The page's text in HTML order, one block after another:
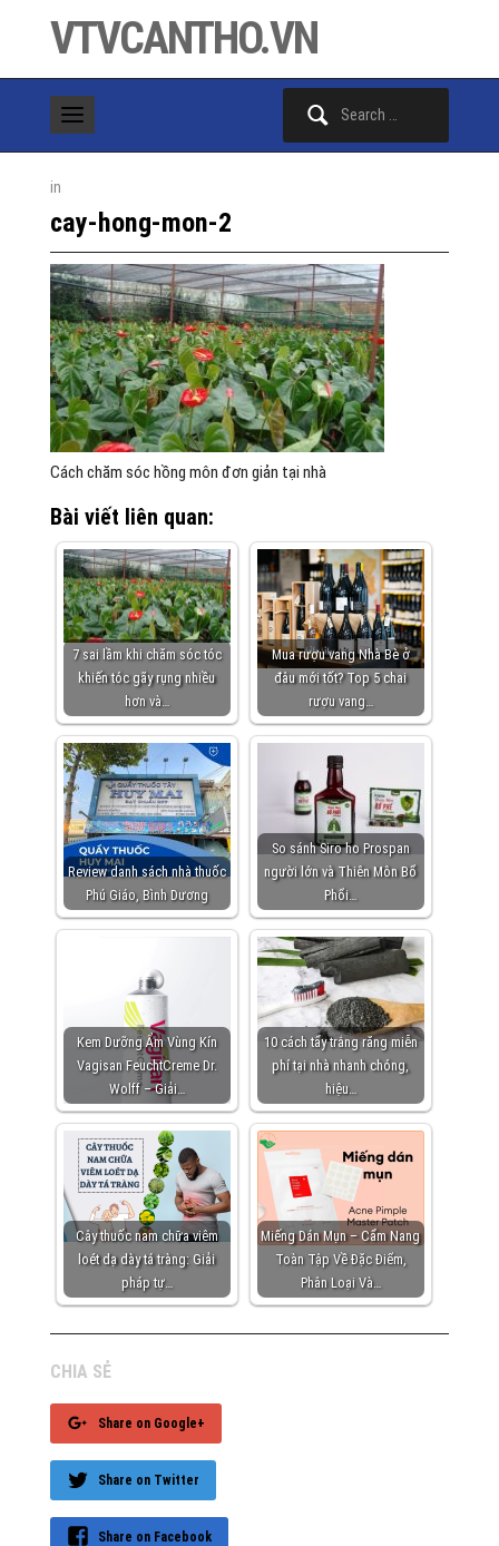
VTVCANTHO.VN
in
cay-hong-mon-2
Cách chăm sóc hồng môn đơn giản tại nhà
Bài viết liên quan:
7 sai lầm khi chăm sóc tóc
khiến tóc gãy rụng nhiều
hơn và…
Mua rượu vang Nhà Bè ở
đâu mới tốt? Top 5 chai
rượu vang…
Review danh sách nhà thuốc
Phú Giáo, Bình Dương
So sánh Siro ho Prospan
người lớn và Thiên Môn Bổ
Phổi…
Kem Dưỡng Ẩm Vùng Kín
Vagisan FeuchtCreme Dr.
Wolff – Giải…
10 cách tẩy trắng răng miễn
phí tại nhà nhanh chóng,
hiệu…
Cây thuốc nam chữa viêm
loét dạ dày tá tràng: Giải
pháp tự…
Miếng Dán Mụn – Cẩm Nang
Toàn Tập Về Đặc Điểm,
Phân Loại Và…
CHIA SẺ
Share on Google+
Share on Twitter
Share on Facebook